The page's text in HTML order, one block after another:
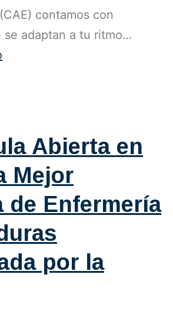
contamos con
se adaptan a tu ritmo…
Abierta en
Mejor
de Enfermería
por la